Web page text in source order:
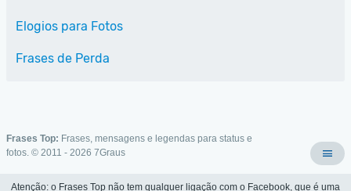
Elogios para Fotos
Frases de Perda
Frases Top: Frases, mensagens e legendas para status e
fotos. © 2011 - 2026 7Graus
Atenção: o Frases Top não tem qualquer ligação com o Facebook, que é uma